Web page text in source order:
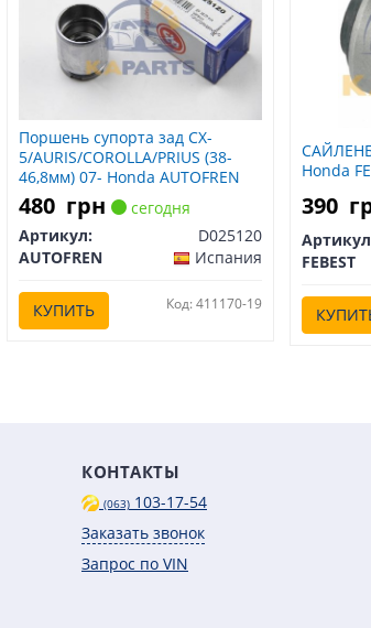
Поршень супорта зад CX-
5/AURIS/COROLLA/PRIUS (38-
46,8мм) 07- Honda AUTOFREN
D025120
480 грн
сегодня
Артикул:
D025120
AUTOFREN
Испания
КУПИТЬ Код: 411170-19
Honda
390
FEBEST
КОНТАКТЫ
(063) 103-17-54
Заказать звонок
Запрос по VIN